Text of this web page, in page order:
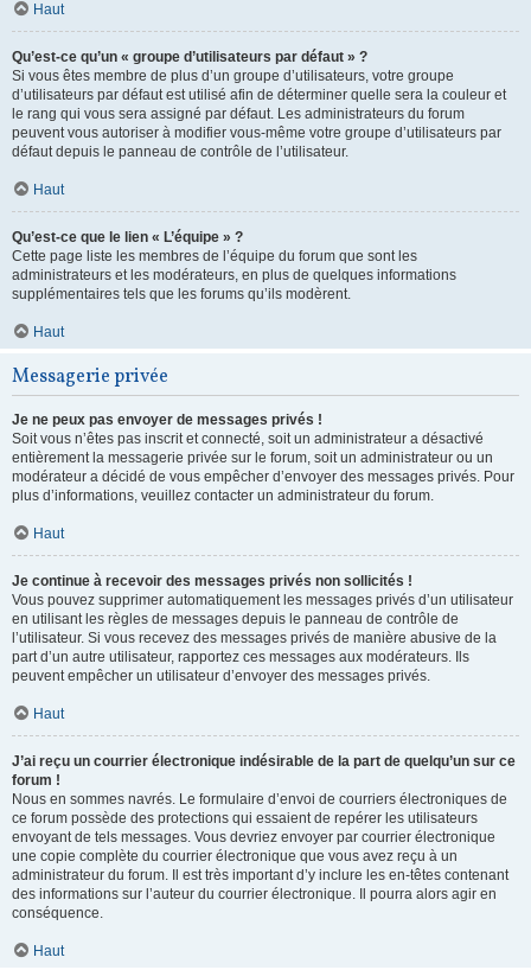
Haut
Qu’est-ce qu’un « groupe d’utilisateurs par défaut » ?
Si vous êtes membre de plus d’un groupe d’utilisateurs, votre groupe
d’utilisateurs par défaut est utilisé afin de déterminer quelle sera la couleur et
le rang qui vous sera assigné par défaut. Les administrateurs du forum
peuvent vous autoriser à modifier vous-même votre groupe d’utilisateurs par
défaut depuis le panneau de contrôle de l’utilisateur.
Haut
Qu’est-ce que le lien « L’équipe » ?
Cette page liste les membres de l’équipe du forum que sont les
administrateurs et les modérateurs, en plus de quelques informations
supplémentaires tels que les forums qu’ils modèrent.
Haut
Messagerie privée
Je ne peux pas envoyer de messages privés !
Soit vous n’êtes pas inscrit et connecté, soit un administrateur a désactivé
entièrement la messagerie privée sur le forum, soit un administrateur ou un
modérateur a décidé de vous empêcher d’envoyer des messages privés. Pour
plus d’informations, veuillez contacter un administrateur du forum.
Haut
Je continue à recevoir des messages privés non sollicités !
Vous pouvez supprimer automatiquement les messages privés d’un utilisateur
en utilisant les règles de messages depuis le panneau de contrôle de
l’utilisateur. Si vous recevez des messages privés de manière abusive de la
part d’un autre utilisateur, rapportez ces messages aux modérateurs. Ils
peuvent empêcher un utilisateur d’envoyer des messages privés.
Haut
J’ai reçu un courrier électronique indésirable de la part de quelqu’un sur ce
forum !
Nous en sommes navrés. Le formulaire d’envoi de courriers électroniques de
ce forum possède des protections qui essaient de repérer les utilisateurs
envoyant de tels messages. Vous devriez envoyer par courrier électronique
une copie complète du courrier électronique que vous avez reçu à un
administrateur du forum. Il est très important d’y inclure les en-têtes contenant
des informations sur l’auteur du courrier électronique. Il pourra alors agir en
conséquence.
Haut